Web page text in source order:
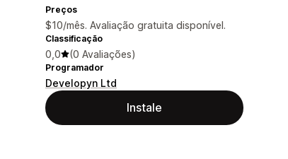
Preços
$10/mês. Avaliação gratuita disponível.
Classificação
0,0 (0 Avaliações)
Programador
Developyn Ltd
Instale